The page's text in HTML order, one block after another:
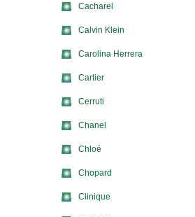
Cacharel
Calvin Klein
Carolina Herrera
Cartier
Cerruti
Chanel
Chloé
Chopard
Clinique